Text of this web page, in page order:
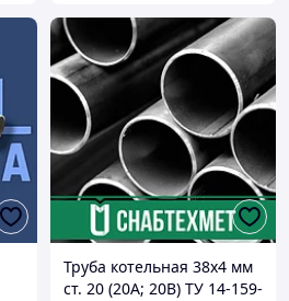
Труба котельная 38х4 мм
ст. 20 (20А; 20В) ТУ 14-159-